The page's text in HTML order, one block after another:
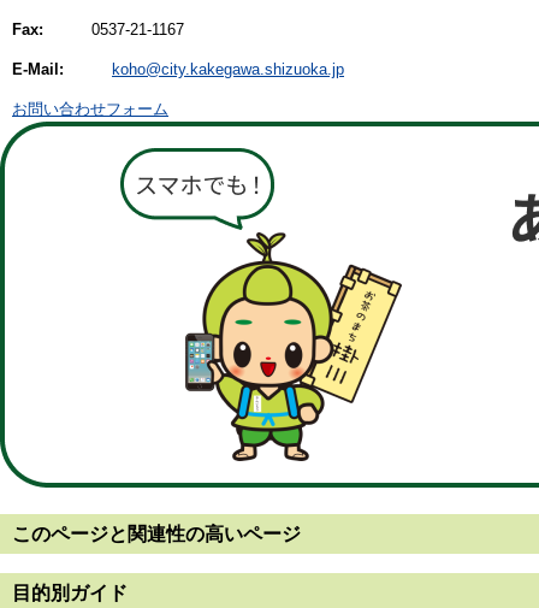
Fax: 0537-21-1167
E-Mail: koho@city.kakegawa.shizuoka.jp
お問い合わせフォーム
このページと 関連性の高いページ
目的別ガイド